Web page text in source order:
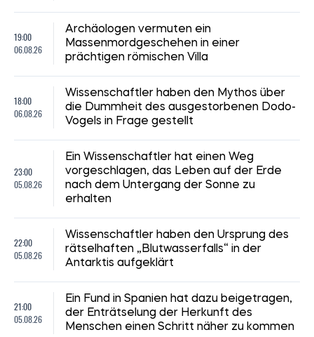
19:00
06.08.26
Archäologen vermuten ein
Massenmordgeschehen in einer
prächtigen römischen Villa
18:00
06.08.26
Wissenschaftler haben den Mythos über
die Dummheit des ausgestorbenen Dodo-
Vogels in Frage gestellt
23:00
05.08.26
Ein Wissenschaftler hat einen Weg
vorgeschlagen, das Leben auf der Erde
nach dem Untergang der Sonne zu
erhalten
22:00
05.08.26
Wissenschaftler haben den Ursprung des
rätselhaften „Blutwasserfalls“ in der
Antarktis aufgeklärt
21:00
05.08.26
Ein Fund in Spanien hat dazu beigetragen,
der Enträtselung der Herkunft des
Menschen einen Schritt näher zu kommen